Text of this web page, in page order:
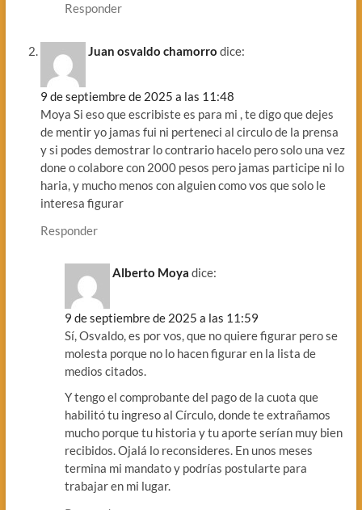
Responder
Juan osvaldo chamorro dice:
9 de septiembre de 2025 a las 11:48
Moya Si eso que escribiste es para mi , te digo que dejes
de mentir yo jamas fui ni perteneci al circulo de la prensa
y si podes demostrar lo contrario hacelo pero solo una vez
done o colabore con 2000 pesos pero jamas participe ni lo
haria, y mucho menos con alguien como vos que solo le
interesa figurar
Responder
Alberto Moya dice:
9 de septiembre de 2025 a las 11:59
Sí, Osvaldo, es por vos, que no quiere figurar pero se
molesta porque no lo hacen figurar en la lista de
medios citados.
Y tengo el comprobante del pago de la cuota que
habilitó tu ingreso al Círculo, donde te extrañamos
mucho porque tu historia y tu aporte serían muy bien
recibidos. Ojalá lo reconsideres. En unos meses
termina mi mandato y podrías postularte para
trabajar en mi lugar.